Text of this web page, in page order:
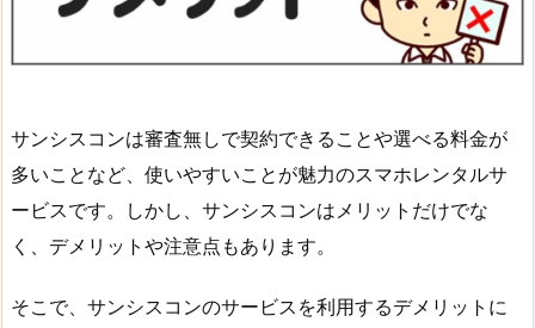
サンシスコンは審査無しで契約できることや選べる料金が
多いことなど、使いやすいことが魅力のスマホレンタルサ
ービスです。しかし、サンシスコンはメリットだけでな
く、デメリットや注意点もあります。
そこで、サンシスコンのサービスを利用するデメリットに